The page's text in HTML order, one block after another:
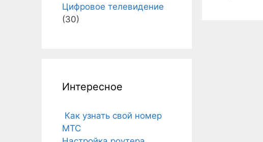
Цифровое телевидение
(30)
Интересное
Как узнать свой номер
МТС